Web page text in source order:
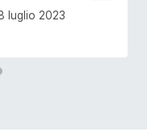
luglio 2023